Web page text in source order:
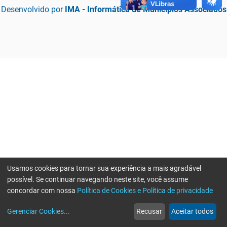
Desenvolvido por IMA - Informática de Municípios Associados
web
Notícias
more_horiz
Mais
Usamos cookies para tornar sua experiência a mais agradável
possível. Se continuar navegando neste site, você assume
concordar com nossa Política de Cookies e Política de privacidade
Gerenciar Cookies... Recusar Aceitar todos
Erro ao enviar informações, por favor tente novamente